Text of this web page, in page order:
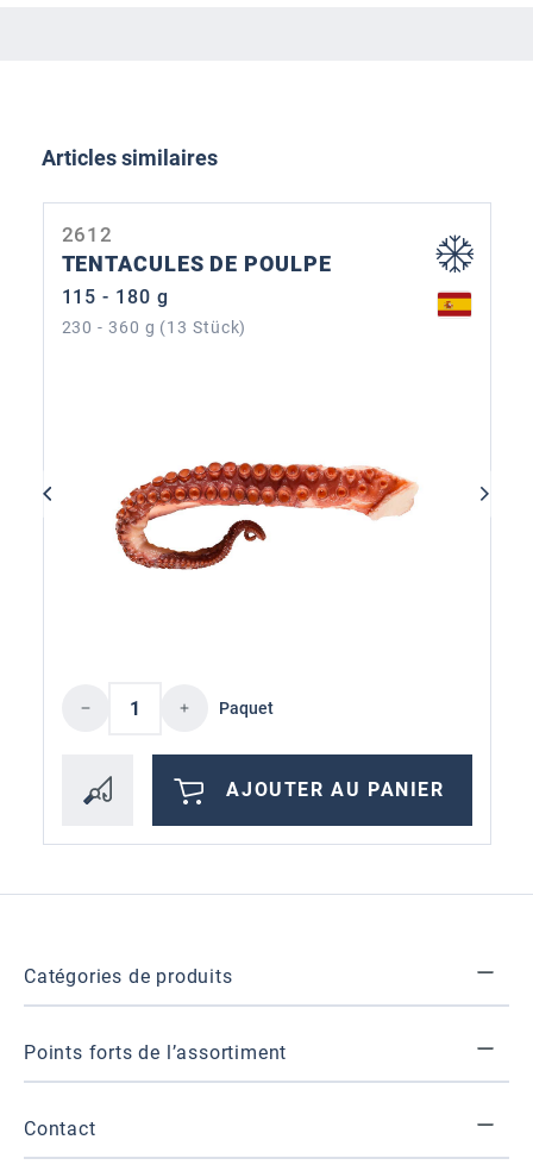
Ignorer la galerie de produits
Articles similaires
2612
TENTACULES DE POULPE
115 - 180 g
230 - 360 g (13 Stück)
Quantité de produit : Entrez la quantité
Paquet
AJOUTER AU PANIER
Catégories de produits
Points forts de l’assortiment
Contact